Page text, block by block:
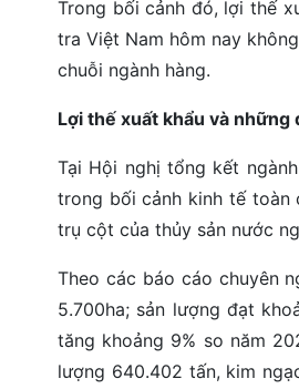
Trong bối cảnh đó, lợi thế
tra Việt Nam hôm nay
chuỗi ngành hàng.
Lợi thế xuất khẩu và những
Tại Hội nghị tổng kết
trong bối cảnh kinh tế toàn
trụ cột của thủy sản nước
Theo các báo cáo chuyên
5.700ha; sản lượng đạt
tăng khoảng 9% so năm
lượng 640.402 tấn, kim